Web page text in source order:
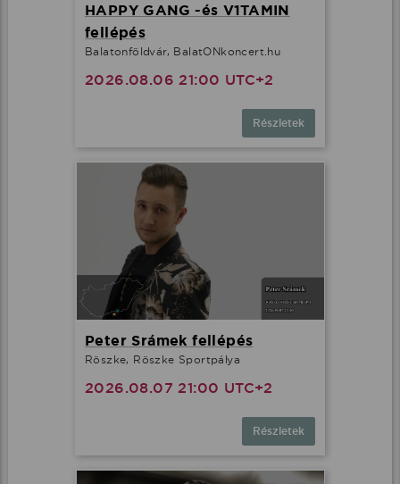
HAPPY GANG -és V1TAMIN
fellépés
Balatonföldvár, BalatONkoncert.hu
2026.08.06 21:00 UTC+2
Részletek
Peter Srámek fellépés
Röszke, Röszke Sportpálya
2026.08.07 21:00 UTC+2
Részletek